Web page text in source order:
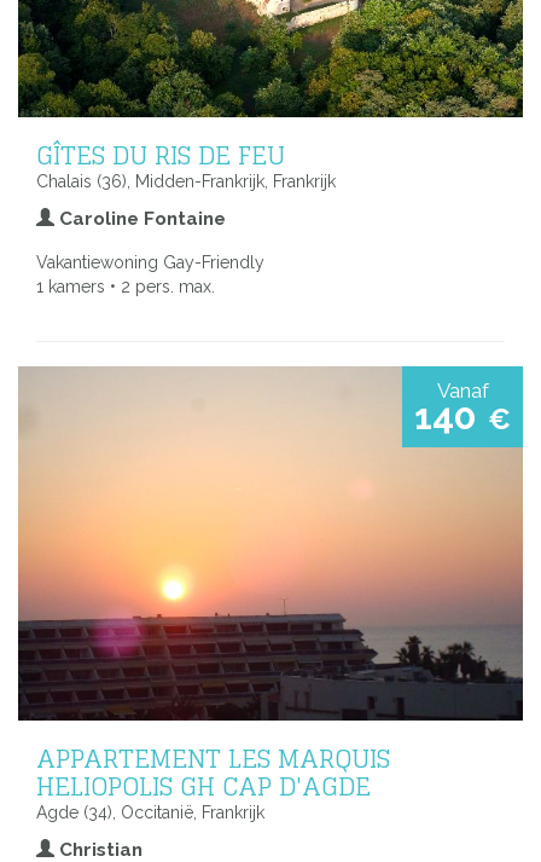
GÎTES DU RIS DE FEU
Chalais (36), Midden-Frankrijk, Frankrijk
Caroline Fontaine
Vakantiewoning Gay-Friendly
1 kamers • 2 pers. max.
Vanaf
140 €
APPARTEMENT LES MARQUIS
HELIOPOLIS GH CAP D'AGDE
Agde (34), Occitanië, Frankrijk
Christian